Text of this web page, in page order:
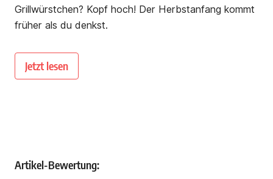
Grillwürstchen? Kopf hoch! Der Herbstanfang kommt
früher als du denkst.
Jetzt lesen
Artikel-Bewertung: